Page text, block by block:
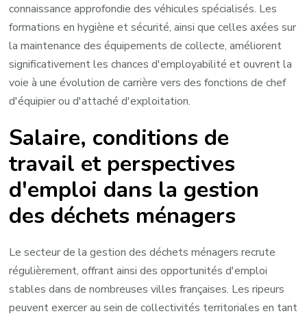
connaissance approfondie des véhicules spécialisés. Les
formations en hygiène et sécurité, ainsi que celles axées sur
la maintenance des équipements de collecte, améliorent
significativement les chances d'employabilité et ouvrent la
voie à une évolution de carrière vers des fonctions de chef
d'équipier ou d'attaché d'exploitation.
Salaire, conditions de
travail et perspectives
d'emploi dans la gestion
des déchets ménagers
Le secteur de la gestion des déchets ménagers recrute
régulièrement, offrant ainsi des opportunités d'emploi
stables dans de nombreuses villes françaises. Les ripeurs
peuvent exercer au sein de collectivités territoriales en tant